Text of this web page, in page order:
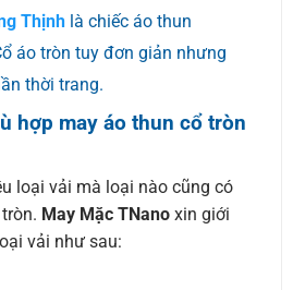
Thịnhlà chiếc áo thun
áo tròn tuy đơn giản nhưng
thời trang.
hợp may áo thun cổ tròn
loại vải mà loại nào cũng có
May Mặc TNanoxin giới
vải như sau: